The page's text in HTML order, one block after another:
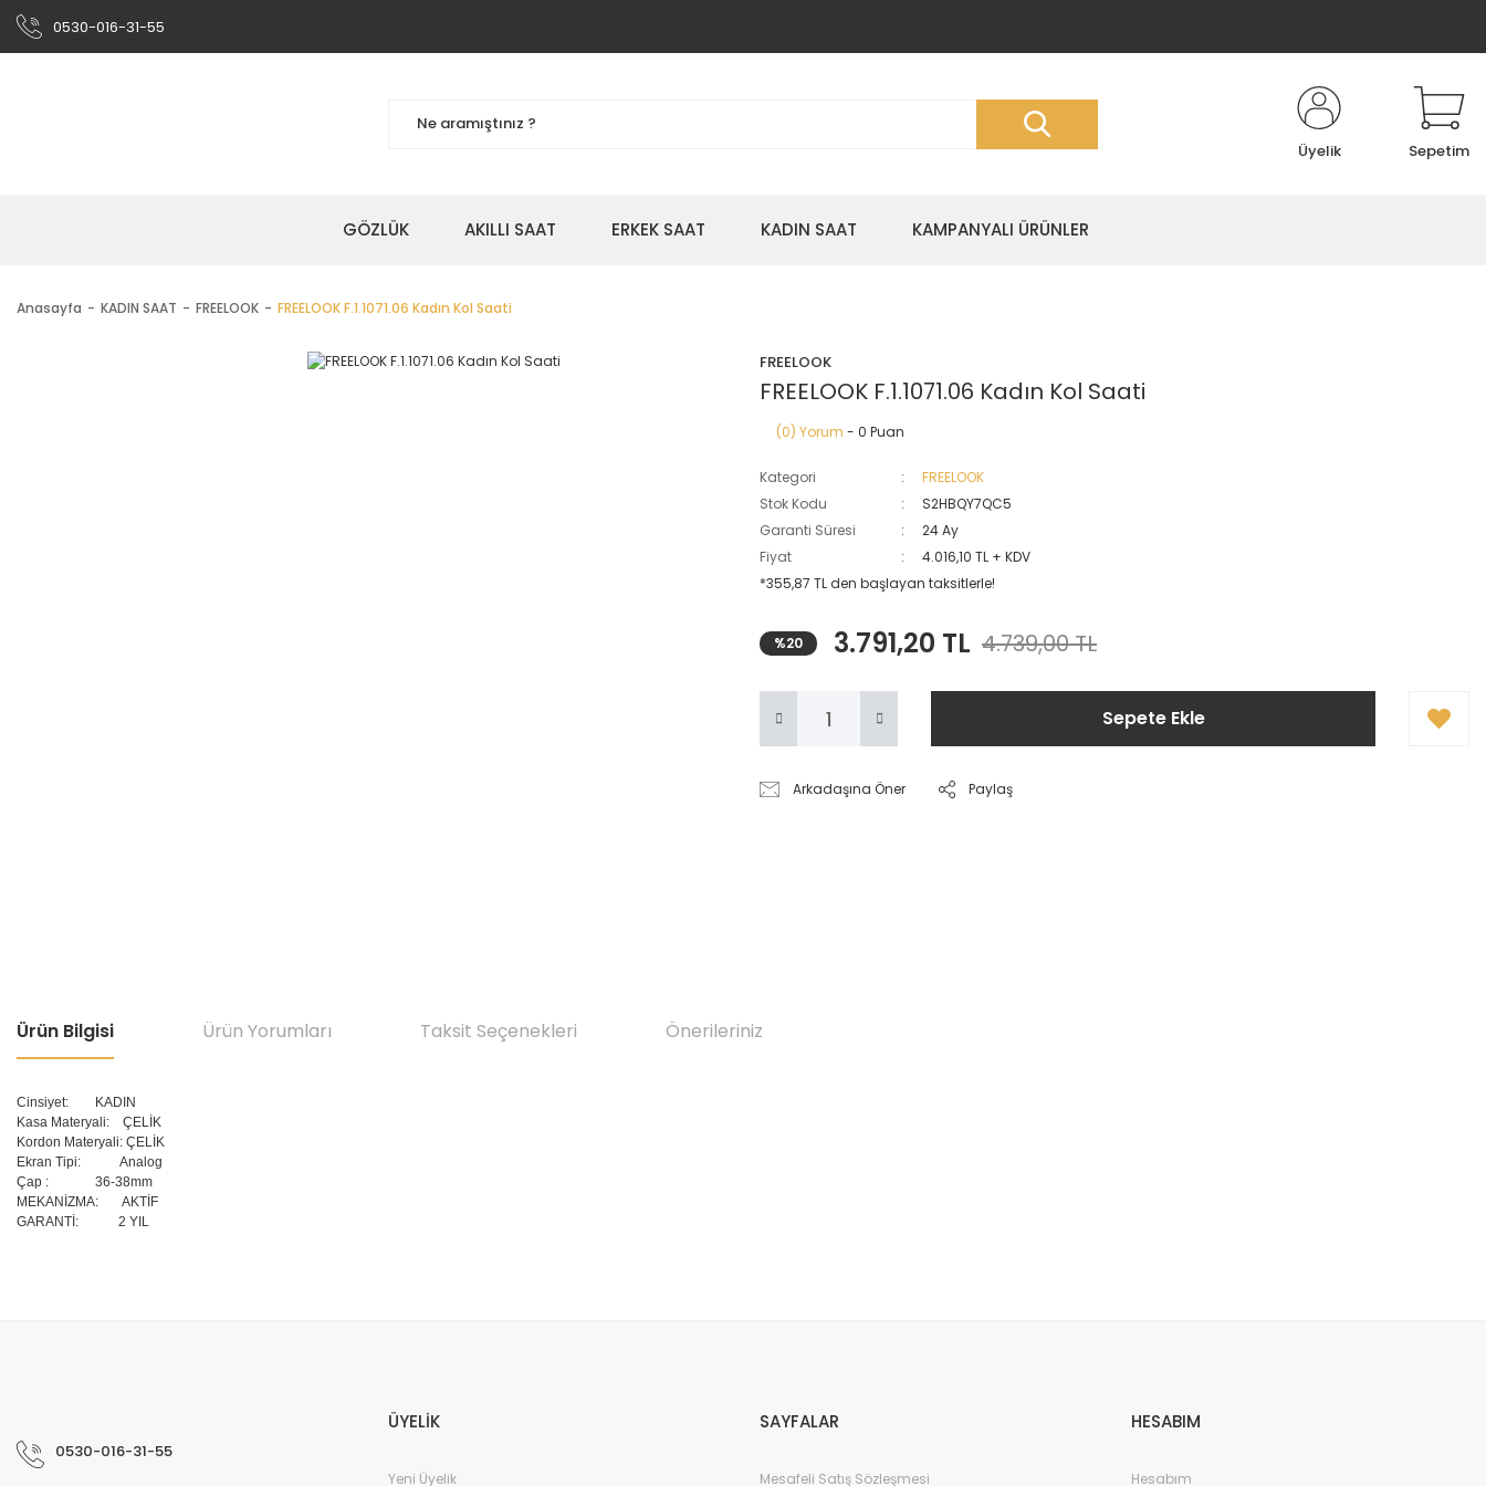
0530-016-31-55
Üyelik Sepetim
GÖZLÜK AKILLI SAAT ERKEK SAAT KADIN SAAT KAMPANYALI ÜRÜNLER
Anasayfa KADIN SAAT FREELOOK FREELOOK F.1.1071.06 Kadın Kol Saati
FREELOOK
FREELOOK F.1.1071.06 Kadın Kol Saati
(0) Yorum - 0 Puan
Kategori
FREELOOK
Stok Kodu
S2HBQY7QC5
Garanti Süresi
24 Ay
Fiyat
4.016,10 TL + KDV
*355,87 TL den başlayan taksitlerle!
%20 3.791,20 TL 4.739,00 TL
Sepete Ekle
Arkadaşına Öner Paylaş
Ürün Bilgisi Ürün Yorumları Taksit Seçenekleri Önerileriniz
Cinsiyet:
KADIN
Kasa Materyali: ÇELİK
Kordon Materyali: ÇELİK
Ekran Tipi: Analog
Çap :
36-38mm
MEKANİZMA: AKTİF
GARANTİ: 2 YIL
Ürün bilgilerinde hatalar bulunuyor.
0530-016-31-55
ÜYELİK
Yeni Üyelik
SAYFALAR
Mesafeli Satış Sözleşmesi
HESABIM
Hesabım